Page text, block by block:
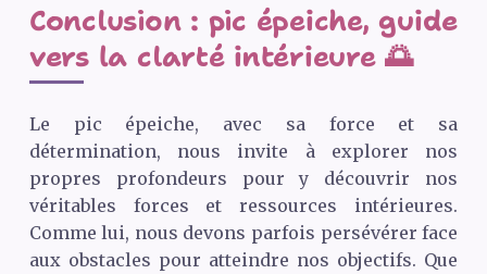
Conclusion : pic épeiche, guide
vers la clarté intérieure 🌅
Le pic épeiche, avec sa force et sa
détermination, nous invite à explorer nos
propres profondeurs pour y découvrir nos
véritables forces et ressources intérieures.
Comme lui, nous devons parfois persévérer face
aux obstacles pour atteindre nos objectifs. Que